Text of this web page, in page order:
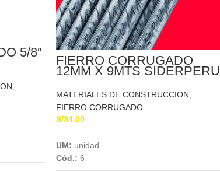
5/8″
FIERRO CORRUGADO
12MM X 9MTS SIDERPERU
MATERIALES DE CONSTRUCCION
FIERRO CORRUGADO
S/34.00
UM: unidad
Cód.: 6